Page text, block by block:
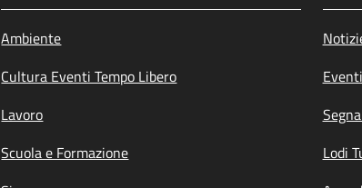
Ambiente
Cultura Eventi Tempo Libero
Lavoro
Scuola e Formazione
Eventi
Lodi